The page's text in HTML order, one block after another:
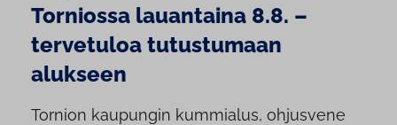
Torniossa lauantaina 8.8. –
tervetuloa tutustumaan
alukseen
Tornion kaupungin kummialus, ohjusvene